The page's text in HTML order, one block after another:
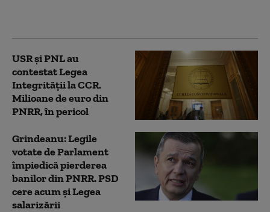
USR și PNL au
contestat Legea
Integrității la CCR.
Milioane de euro din
PNRR, în pericol
Grindeanu: Legile
votate de Parlament
împiedică pierderea
banilor din PNRR. PSD
cere acum și Legea
salarizării